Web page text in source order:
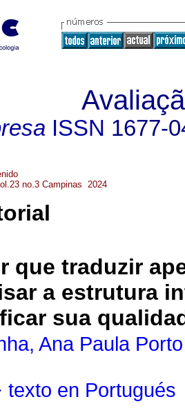
ISSN 1677-
no.3 Campinas 2024
que traduzir
a estrutura
sua
Ana Paula Porto
texto en Portugués